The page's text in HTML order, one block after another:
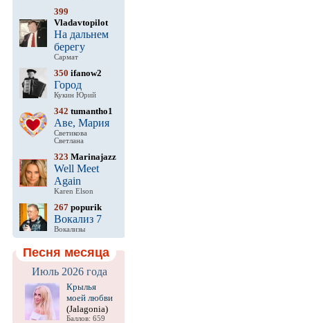
399
Vladavtopilot
На дальнем
берегу
Сармат
350 ifanow2
Город
Кукин Юрий
342 tumantho1
Аве, Мария
Светикова
Светлана
323 Marinajazz
Well Meet
Again
Karen Elson
267 popurik
Вокализ 7
Вокализы
Песня месяца
Июль 2026 года
Крылья
моей любви
(Jalagonia)
Баллов: 659